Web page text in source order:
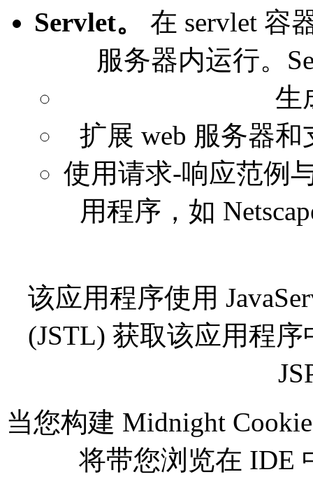
Servlet。
在 servlet 容
服务器内运行。
生
扩展 web 服务器
使用请求-响应范例
用程序，如
该应用程序使用
(JSTL) 获取该应用程
当您构建 Midnight
将带您浏览在 IDE